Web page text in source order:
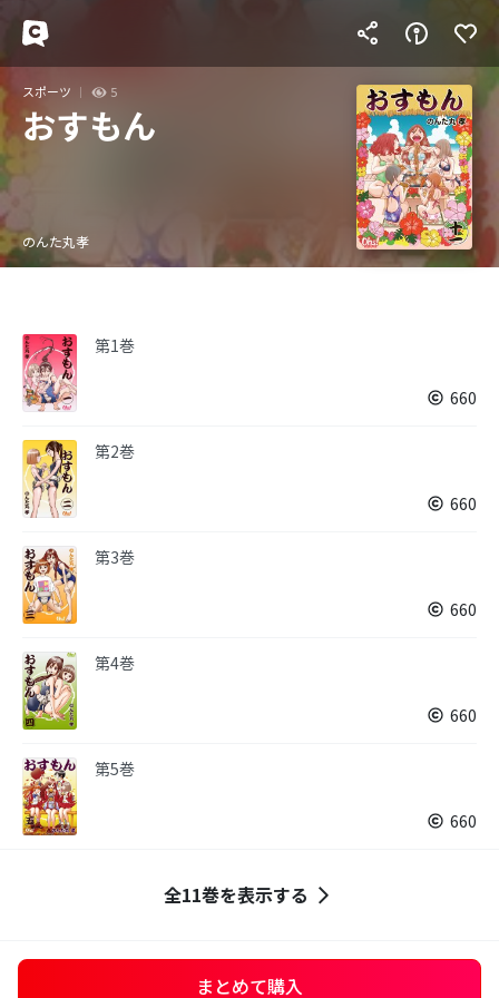
スポーツ 5
おすもん
のんた丸孝
第1巻
660
第2巻
660
第3巻
660
第4巻
660
第5巻
660
全11巻を表示する
まとめて購入